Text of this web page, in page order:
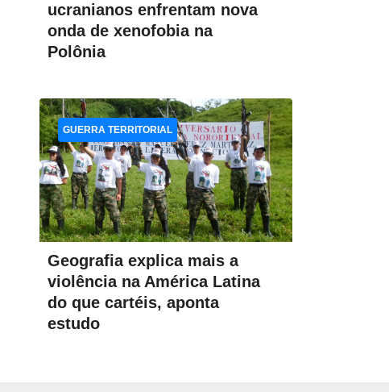
ucranianos enfrentam nova
onda de xenofobia na
Polônia
Geografia explica mais a
violência na América Latina
do que cartéis, aponta
estudo
GUERRA TERRITORIAL